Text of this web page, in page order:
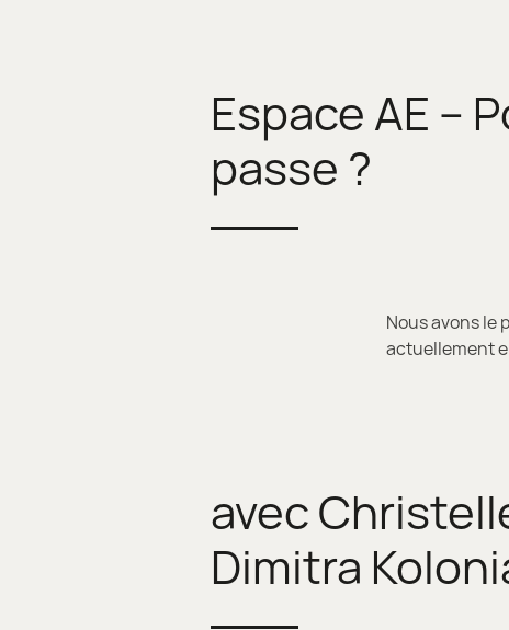
Espace AE –
passe ?
Nous avons le
actuellement
avec
Dimitra